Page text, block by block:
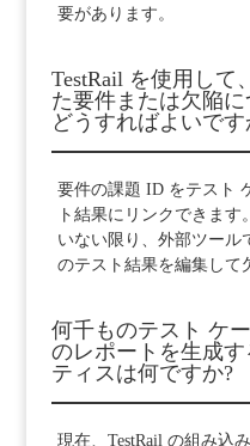
要があります。
TestRail を使用して
た要件または欠陥
どうすればよいです
要件の課題 ID をテスト
ト結果にリンクできま
いない限り、外部ツール
のテスト結果を編集して
何千ものテスト ケ
のレポートを生成
ティスは何ですか?
現在、TestRail の組み込